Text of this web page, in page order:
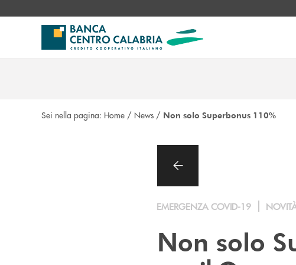
Sei nella pagina: Home / News / Non solo Superbonus 110%
EMERGENZA COVID-19
Non solo